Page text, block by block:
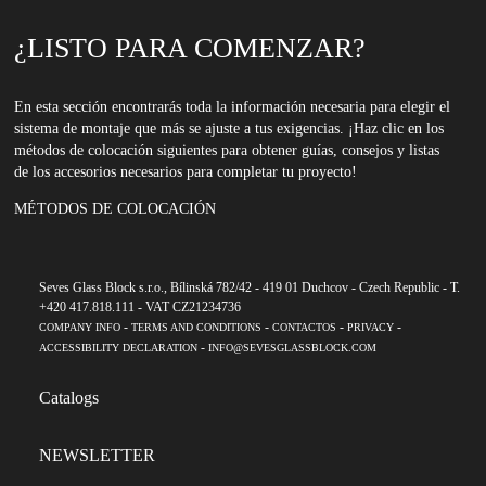
¿LISTO PARA COMENZAR?
En esta sección encontrarás toda la información necesaria para elegir el
sistema de montaje que más se ajuste a tus exigencias. ¡Haz clic en los
métodos de colocación siguientes para obtener guías, consejos y listas
de los accesorios necesarios para completar tu proyecto!
MÉTODOS DE COLOCACIÓN
Seves Glass Block s.r.o., Bílinská 782/42 - 419 01 Duchcov - Czech Republic - T.
+420 417.818.111 - VAT CZ21234736
COMPANY INFO- TERMS AND CONDITIONS - CONTACTOS - PRIVACY-
ACCESSIBILITY DECLARATION- INFO@SEVESGLASSBLOCK.COM
Catalogs
NEWSLETTER